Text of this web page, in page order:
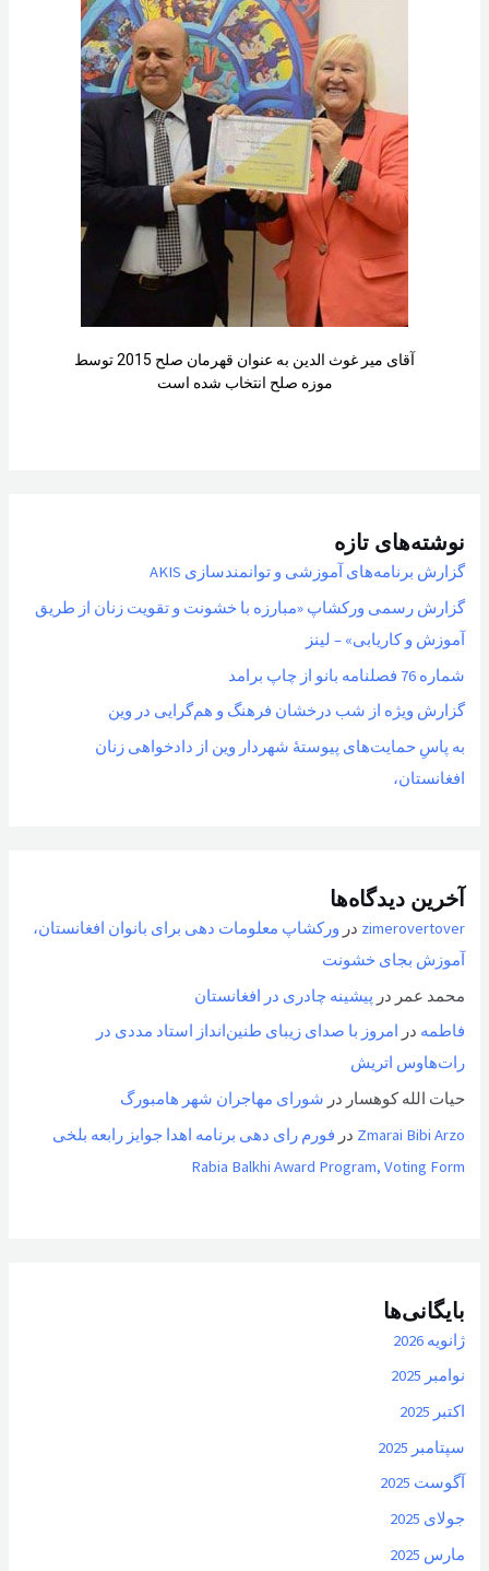
آقای میر غوث الدین به عنوان قهرمان صلح 2015 توسط
موزه صلح انتخاب شده است
نوشته‌های تازه
گزارش برنامه‌های آموزشی و توانمندسازی AKIS
گزارش رسمی ورکشاپ «مبارزه با خشونت و تقویت زنان از طریق
آموزش و کاریابی» – لینز
شماره 76 فصلنامه بانو از چاپ برامد
گزارش ویژه از شب درخشان فرهنگ و هم‌گرایی در وین
به پاسِ حمایت‌های پیوستهٔ شهردار وین از دادخواهی زنان
افغانستان،
آخرین دیدگاه‌ها
zimerovertover در ورکشاپ معلومات دهی برای بانوان افغانستان،
آموزش بجای خشونت
محمد عمر در پیشینه چادری در افغانستان
فاطمه در
امروز با صدای زیبای طنین‌انداز استاد مددی در
رات‌هاوس اتریش
حیات الله کوهسار در شورای مهاجران شهر هامبورگ
Zmarai Bibi Arzo در فورم رای دهی برنامه اهدا جوایز رابعه بلخی
Rabia Balkhi Award Program, Voting Form
بایگانی‌ها
ژانویه 2026
نوامبر 2025
اکتبر 2025
سپتامبر 2025
آگوست 2025
جولای 2025
مارس 2025